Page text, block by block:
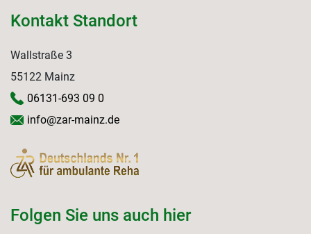
Kontakt Standort
Wallstraße 3
55122 Mainz
06131-693 09 0
info@zar-mainz.de
Folgen Sie uns auch hier